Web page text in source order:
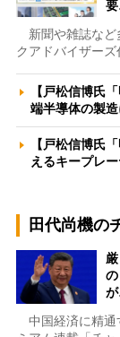
新聞や雑誌など
クアドバイザー
【戸松信博氏
端半導体の製
【戸松信博氏
えるキープレ
田代尚機の
中国経済に精通